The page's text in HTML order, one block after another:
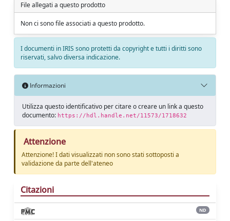
File allegati a questo prodotto
Non ci sono file associati a questo prodotto.
I documenti in IRIS sono protetti da copyright e tutti i diritti sono
riservati, salvo diversa indicazione.
Informazioni
Utilizza questo identificativo per citare o creare un link a questo
documento: https://hdl.handle.net/11573/1718632
Attenzione
Attenzione! I dati visualizzati non sono stati sottoposti a
validazione da parte dell'ateneo
Citazioni
ND